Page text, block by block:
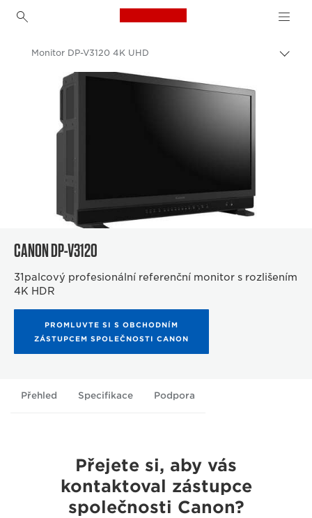
Canon Logo, back to
Monitor DP-V3120 4K UHD
CANON DP-V3120
31palcový profesionální referenční monitor s rozlišením
4K HDR
PROMLUVTE SI S OBCHODNÍM
ZÁSTUPCEM SPOLEČNOSTI CANON
Přehled Specifikace Podpora
Přejete si, aby vás
kontaktoval zástupce
společnosti Canon?